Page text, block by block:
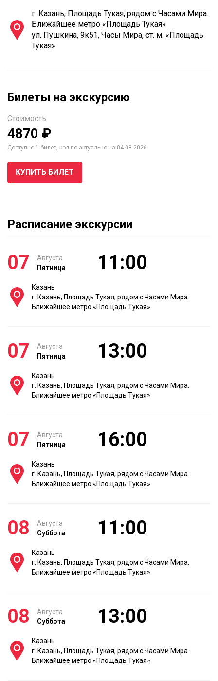
г. Казань, Площадь Тукая, рядом с Часами Мира.
Ближайшее метро «Площадь Тукая»
ул. Пушкина, 9к51, Часы Мира, ст. м. «Площадь
Тукая»
Билеты на экскурсию
Стоимость
4870 ₽
Доступно 1 билет, кол-во актуально на 04.08.2026
КУПИТЬ БИЛЕТ
Расписание экскурсии
07
Августа
Пятница
11:00
Казань
г. Казань, Площадь Тукая, рядом с Часами Мира.
Ближайшее метро «Площадь Тукая»
07
Августа
Пятница
13:00
Казань
г. Казань, Площадь Тукая, рядом с Часами Мира.
Ближайшее метро «Площадь Тукая»
07
Августа
Пятница
16:00
Казань
г. Казань, Площадь Тукая, рядом с Часами Мира.
Ближайшее метро «Площадь Тукая»
08
Августа
Суббота
11:00
Казань
г. Казань, Площадь Тукая, рядом с Часами Мира.
Ближайшее метро «Площадь Тукая»
08
Августа
Суббота
13:00
Казань
г. Казань, Площадь Тукая, рядом с Часами Мира.
Ближайшее метро «Площадь Тукая»